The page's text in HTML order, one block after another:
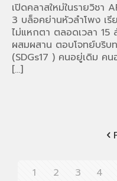
เปิดคลาสใหม่ในรายวิชา
3 บล็อคย่านหัวลำโพง เ
ไม่แหกตา ตลอดเวลา 15
ผสมผสาน ตอบโจทย์บริ
(SDGs17 ) คนอยู่เดิม ค
[…]
1 2 3 4